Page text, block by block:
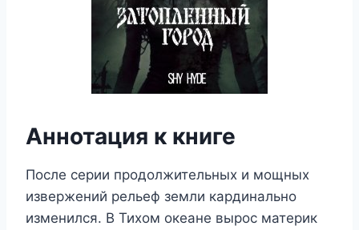
Аннотация к книге
После серии продолжительных и мощных
извержений рельеф земли кардинально
изменился. В Тихом океане вырос материк